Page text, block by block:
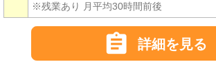
※残業あり 月平均30時間前後
 詳細を見る